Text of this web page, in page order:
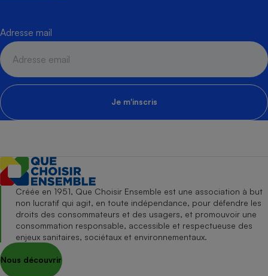
Adresse mail
Je m'inscris
Créée en 1951, Que Choisir Ensemble est une association à but
non lucratif qui agit, en toute indépendance, pour défendre les
droits des consommateurs et des usagers, et promouvoir une
consommation responsable, accessible et respectueuse des
enjeux sanitaires, sociétaux et environnementaux.
Nous découvrir